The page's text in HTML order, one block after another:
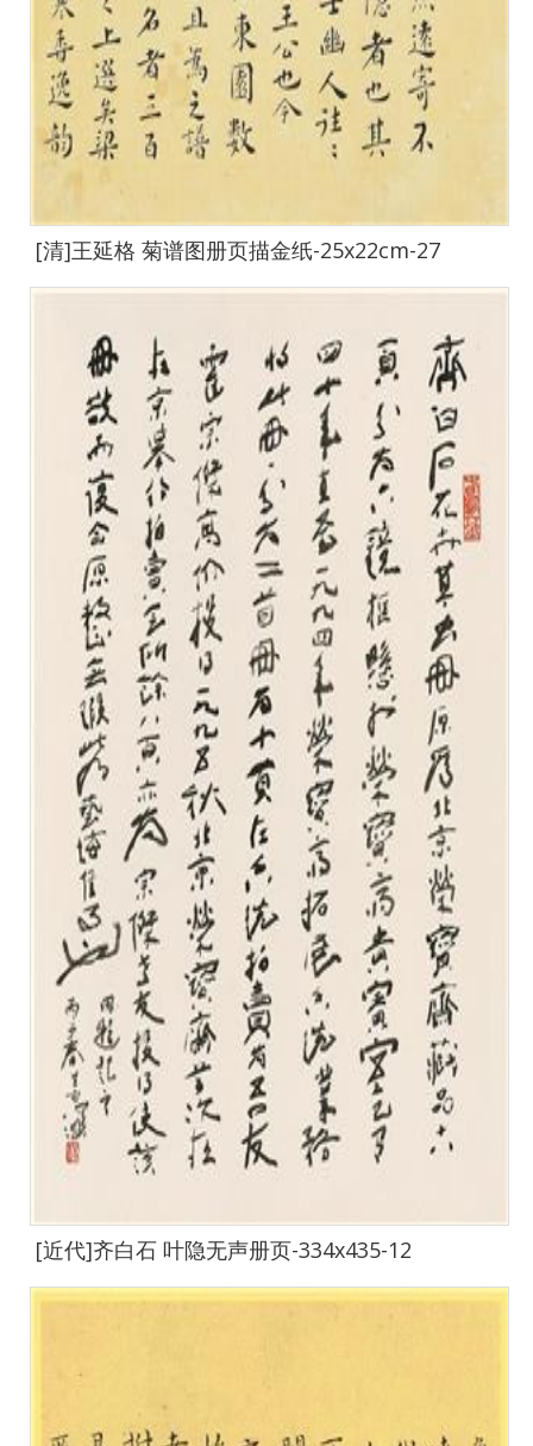
[清]王延格 菊谱图册页描金纸-25x22cm-27
[近代]齐白石 叶隐无声册页-334x435-12